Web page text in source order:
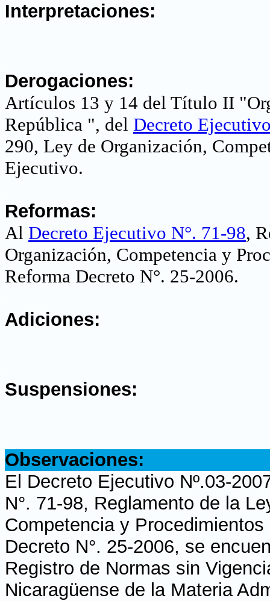
Interpretaciones:
Derogaciones:
Artículos 13 y 14 del Título II
República ", del Decreto
290, Ley de Organización,
Ejecutivo.
Reformas:
Al Decreto Ejecutivo N°. 71-98,
Organización, Competencia y
Reforma Decreto N°. 25-2006.
Adiciones:
Suspensiones:
Observaciones:
El Decreto Ejecutivo Nº.03-
N°. 71-98, Reglamento de la
Competencia y
Decreto N°. 25-2006, se
Registro de Normas sin
Nicaragüense de la Materia